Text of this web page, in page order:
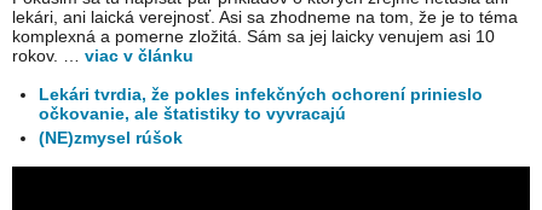
lekári, ani laická verejnosť. Asi sa zhodneme na tom, že je to téma
komplexná a pomerne zložitá. Sám sa jej laicky venujem asi 10
rokov. … viac v článku
Lekári tvrdia, že pokles infekčných ochorení prinieslo
očkovanie, ale štatistiky to vyvracajú
(NE)zmysel rúšok